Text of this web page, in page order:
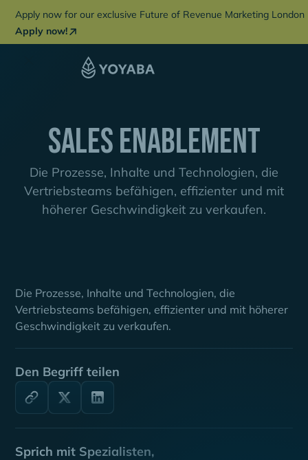
Apply now for our exclusive Future of Revenue Marketing
Apply now!
Sales Enablement
Die Prozesse, Inhalte und Technologien, die
Vertriebsteams befähigen, effizienter und mit
höherer Geschwindigkeit zu verkaufen.
Den Begriff teilen
Sprich mit Spezialisten,
Die Prozesse, Inhalte und Technologien, die
Vertriebsteams befähigen, effizienter und mit höherer
Geschwindigkeit zu verkaufen.